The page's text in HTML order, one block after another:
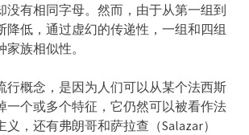
没有相同字母。然而，由于从第一组到
降低，通过虚幻的传递性，一组和四组
族相似性。
行概念，是因为人们可以从某个法西斯
一个或多个特征，它仍然可以被看作法
，还有弗朗哥和萨拉查（Salazar）